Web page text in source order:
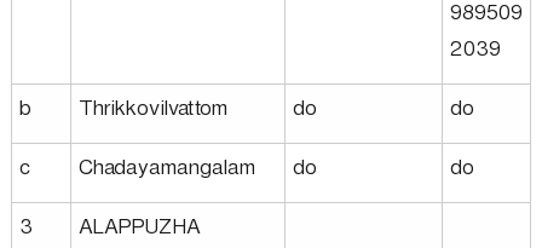
989509
2039
b
Thrikkovilvattom do
do
c
Chadayamangalam do
do
3
ALAPPUZHA